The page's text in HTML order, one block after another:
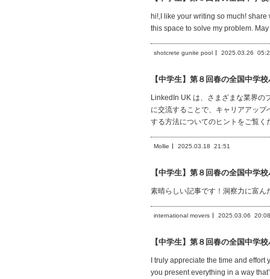
hi!,I like your writing so much!
this space to solve my problem.
shotcrete gunite pool 2025.03.26
【中学生】第８回春の全国中学
LinkedIn UK は、さまざまな業界の
に交流することで、キャリアアッ
する方法についてのヒントをご覧く
Mollie 2025.03.18 21:51
【中学生】第８回春の全国中学
素晴らしい記事です！洞察力に富
international movers 2025.03.06 20:08
【中学生】第８回春の全国中学
I truly appreciate the time and
you present everything in a way